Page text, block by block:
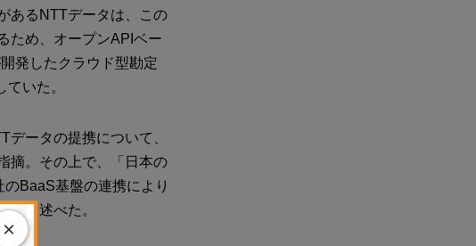
あるNTTデータは、この
ため、オープンAPIベー
発したクラウド型勘定
いた。
ータの提携について、
摘。その上で、「日本の
BaaS基盤の連携により
負を述べた。
×